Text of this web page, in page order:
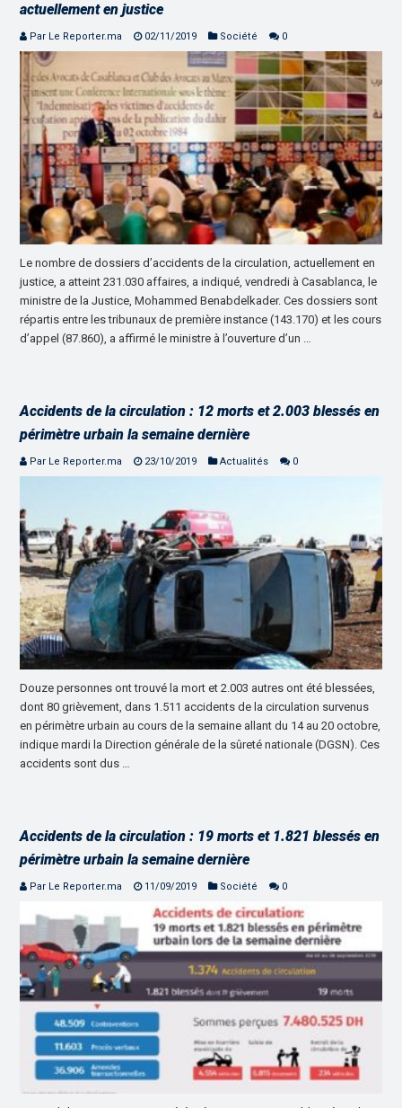
actuellement en justice
Par Le Reporter.ma 02/11/2019 Société 0
Le nombre de dossiers d’accidents de la circulation, actuellement en
justice, a atteint 231.030 affaires, a indiqué, vendredi à Casablanca, le
ministre de la Justice, Mohammed Benabdelkader. Ces dossiers sont
répartis entre les tribunaux de première instance (143.170) et les cours
d’appel (87.860), a affirmé le ministre à l’ouverture d’un …
Accidents de la circulation : 12 morts et 2.003 blessés en
périmètre urbain la semaine dernière
Par Le Reporter.ma 23/10/2019 Actualités 0
Douze personnes ont trouvé la mort et 2.003 autres ont été blessées,
dont 80 grièvement, dans 1.511 accidents de la circulation survenus
en périmètre urbain au cours de la semaine allant du 14 au 20 octobre,
indique mardi la Direction générale de la sûreté nationale (DGSN). Ces
accidents sont dus …
Accidents de la circulation : 19 morts et 1.821 blessés en
périmètre urbain la semaine dernière
Par Le Reporter.ma 11/09/2019 Société 0